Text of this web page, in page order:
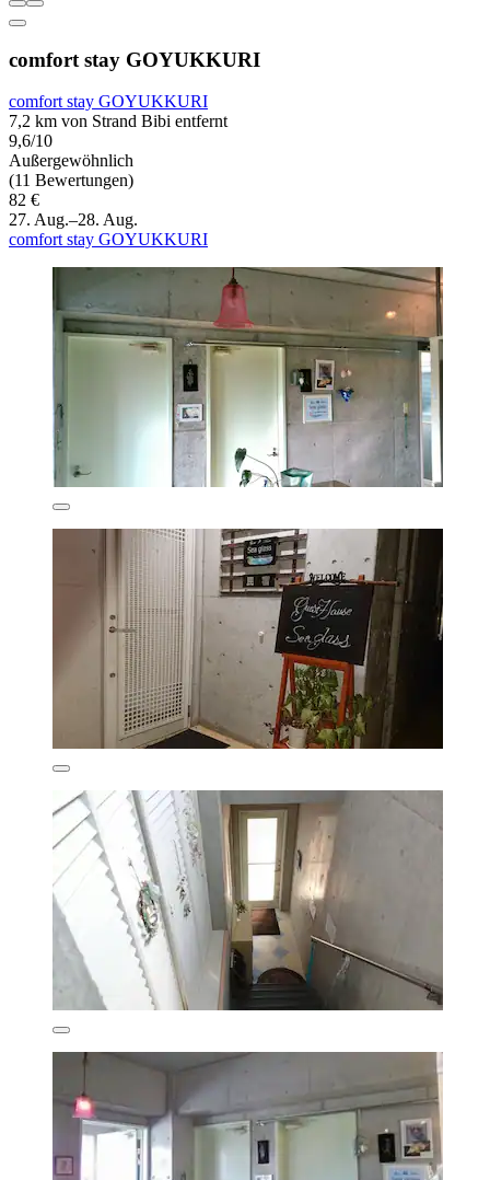
comfort stay GOYUKKURI
comfort stay GOYUKKURI
7,2 km von Strand Bibi entfernt
9,6/10
Außergewöhnlich
(11 Bewertungen)
82 €
27. Aug.–28. Aug.
comfort stay GOYUKKURI